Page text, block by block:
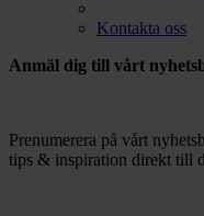
Kontakta oss
Anmäl dig till vårt
Prenumerera på vårt
tips & inspiration direkt till